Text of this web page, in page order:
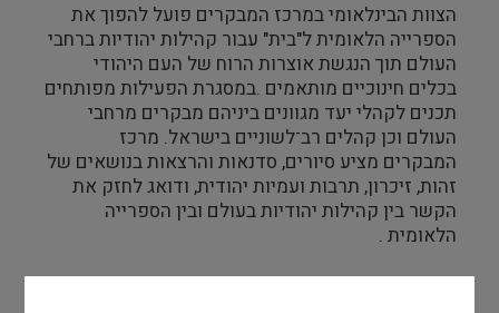
הצוות הבינלאומי במרכז המבקרים פועל להפוך את
הספרייה הלאומית ל"בית" עבור קהילות יהודיות ברחבי
העולם תוך הנגשת אוצרות הרוח של העם היהודי
בכלים חינוכיים מותאמים .במסגרת הפעילות מפותחים
תכנים לקהלי יעד מגוונים ביניהם מבקרים מרחבי
העולם וכן קהלים רב־לשוניים בישראל. מרכז
המבקרים מציע סיורים, סדנאות והרצאות בנושאים של
זהות, זיכרון, תרבות ועמיות יהודית, ודואג לחזק את
הקשר בין קהילות יהודיות בעולם ובין הספרייה
הלאומית .